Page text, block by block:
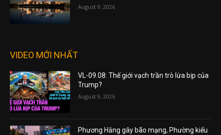
August 9, 2026
VIDEO MỚI NHẤT
VL-09.08: Thế giới vạch trần trò lừa bịp của
Trump?
August 9, 2026
Phương Hằng gây bão mạng, Phường kiểu